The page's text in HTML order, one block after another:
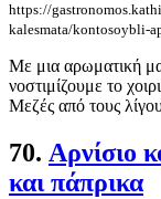
https://
kalesmata/kontosoybli-
Με μια αρωματική
νοστιμίζουμε το
Μεζές από τους
70. Αρνίσιο
και πάπρικα